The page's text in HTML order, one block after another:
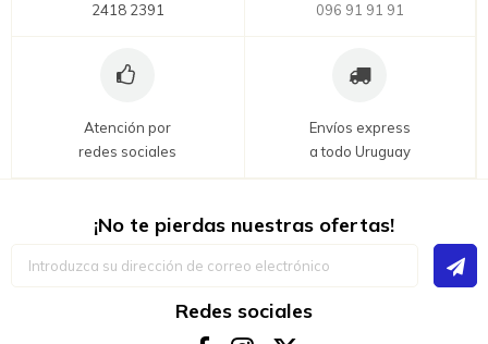
2418 2391
096 91 91 91
Atención por
redes sociales
Envíos express
a todo Uruguay
¡No te pierdas nuestras ofertas!
Redes sociales